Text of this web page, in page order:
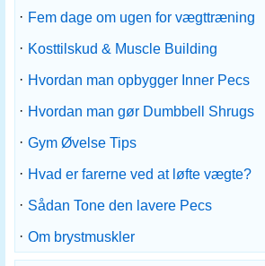
· Fem dage om ugen for vægttræning
· Kosttilskud & Muscle Building
· Hvordan man opbygger Inner Pecs
· Hvordan man gør Dumbbell Shrugs
· Gym Øvelse Tips
· Hvad er farerne ved at løfte vægte?
· Sådan Tone den lavere Pecs
· Om brystmuskler